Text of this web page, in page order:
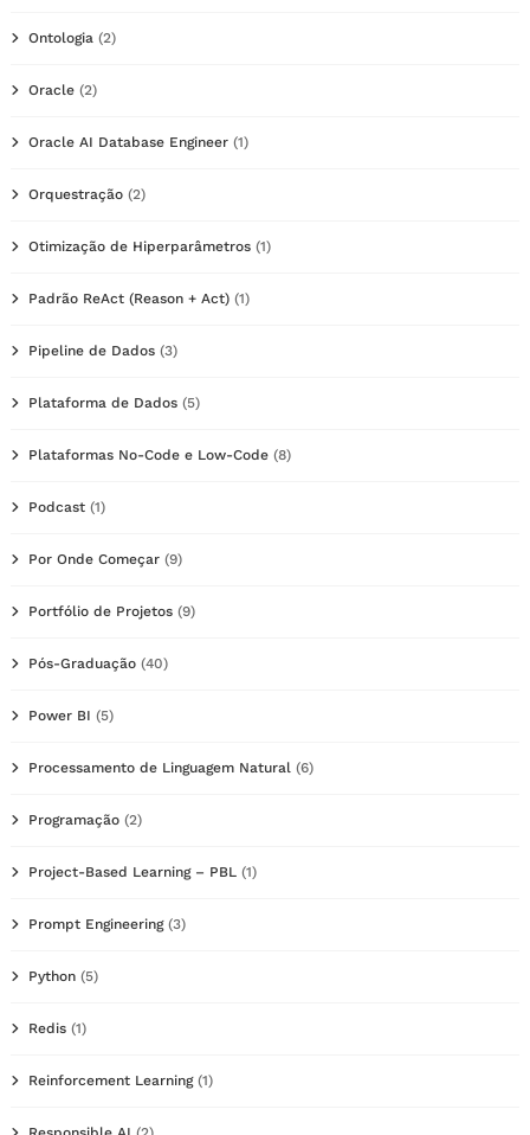
Ontologia (2)
Oracle (2)
Oracle AI Database Engineer (1)
Orquestração (2)
Otimização de Hiperparâmetros (1)
Padrão ReAct (Reason + Act) (1)
Pipeline de Dados (3)
Plataforma de Dados (5)
Plataformas No-Code e Low-Code (8)
Podcast (1)
Por Onde Começar (9)
Portfólio de Projetos (9)
Pós-Graduação (40)
Power BI (5)
Processamento de Linguagem Natural (6)
Programação (2)
Project-Based Learning – PBL (1)
Prompt Engineering(3)
Python (5)
Redis (1)
Reinforcement Learning(1)